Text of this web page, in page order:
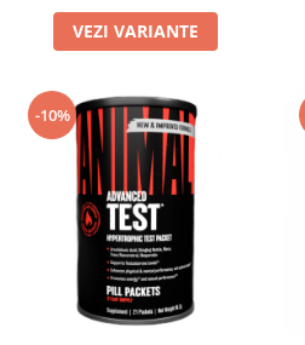
VEZI VARIANTE
-10%